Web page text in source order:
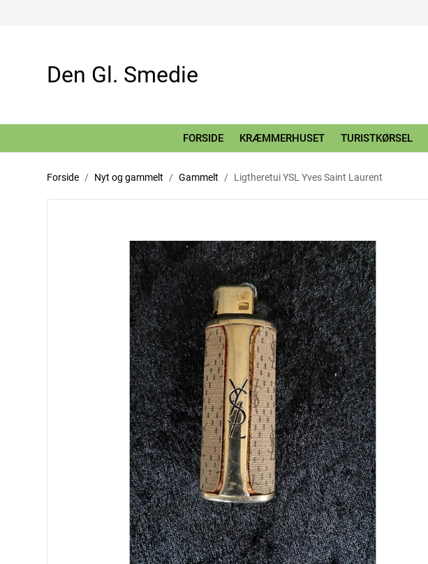
Den Gl. Smedie
FORSIDE KRÆMMERHUSET TURISTKØRSEL
Forside Nyt og gammelt Gammelt Ligtheretui YSL Yves Saint Laurent